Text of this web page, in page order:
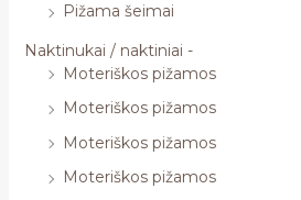
Pižama šeimai
Naktinukai / naktiniai -
Moteriškos pižamos
Moteriškos pižamos
Moteriškos pižamos
Moteriškos pižamos